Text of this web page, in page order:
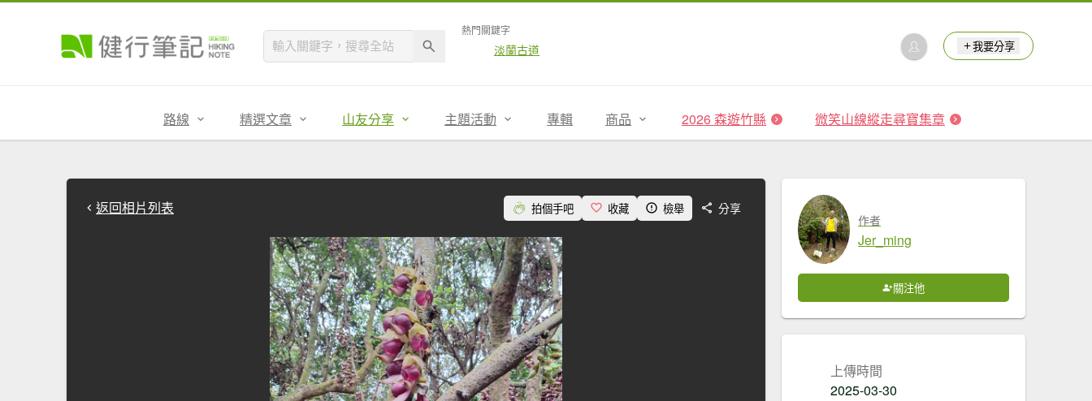
熱門關鍵字
淡蘭古道 我要分享
路線 精選文章 山友分享 主題活動 專輯 商品 2026 森遊竹縣 微笑山線縱走尋寶集章
返回相片列表 拍個手吧 收藏 檢舉 分享
作者
Jer_ming
關注他
上傳時間
2025-03-30